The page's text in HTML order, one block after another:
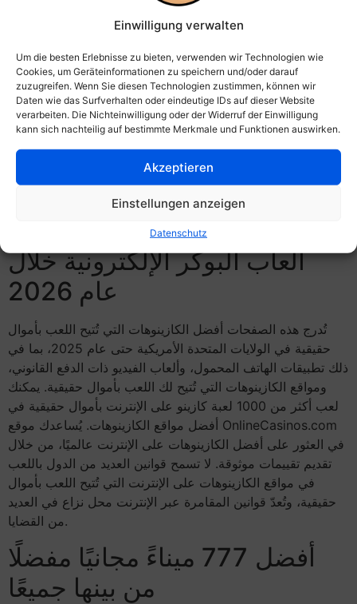
Einwilligung verwalten
Um die besten Erlebnisse zu bieten, verwenden wir Technologien wie
Cookies, um Geräteinformationen zu speichern und/oder darauf
zuzugreifen. Wenn Sie diesen Technologien zustimmen, können wir
Daten wie das Surfverhalten oder eindeutige IDs auf dieser Website
verarbeiten. Die Nichteinwilligung oder der Widerruf der Einwilligung
kann sich nachteilig auf bestimmte Merkmale und Funktionen auswirken.
Akzeptieren
Einstellungen anzeigen
Datenschutz
تُقدم دول أوروبية مثل النمسا والسويد ألعابًا إلكترونية متطورة
مثل Wildfire. علاوة على ذلك، تحظى ثقافة المقامرة الحصرية،
وخاصة ألعاب البوكر، بشعبية عالمية متزايدة. وتُكمل بريطانيا
العظمى، ولندن تحديدًا، هذا السوق بألعاب عالية الجودة. ويمكن
الاستمتاع باللعب فورًا بعد إنشاء حساب تاجر لتجربة اللعب بأموال
أفضل مواقع الكازينوهات
الإلكترونية في أستراليا ومواقع
ألعاب البوكر الإلكترونية خلال
عام 2026
تُدرج هذه الصفحات أفضل الكازينوهات التي تُتيح اللعب بأموال
حقيقية في الولايات المتحدة الأمريكية حتى عام 2025، بما في
ذلك تطبيقات الهاتف المحمول، وألعاب الفيديو ذات الدفع القانوني،
ومواقع الكازينوهات التي تُتيح لك اللعب بأموال حقيقية. يمكنك
لعب أكثر من 1000 لعبة كازينو على الإنترنت بأموال حقيقية في
أفضل مواقع الكازينوهات. يُساعدك موقع OnlineCasinos.com
في العثور على أفضل الكازينوهات على الإنترنت عالميًا، من خلال
تقديم تقييمات موثوقة. لا تسمح قوانين العديد من الدول باللعب
في مواقع الكازينوهات على الإنترنت التي تُتيح اللعب بأموال
حقيقية، وتُعدّ قوانين المقامرة عبر الإنترنت محل نزاع في العديد
من القضايا.
أفضل 777 ميناءً مجانيًا مفضلًا
من بينها جميعًا